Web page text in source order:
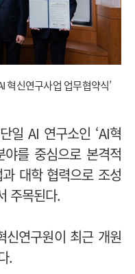
혁신연구사업 업무협약식’
일 AI 연구소인 ‘AI혁
를 중심으로 본격적
대학 협력으로 조성
주목된다.
연구원이 최근 개원
.